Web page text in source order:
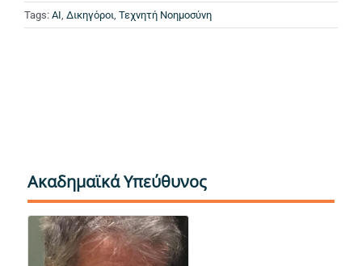
Tags: AI Δικηγόροι Τεχνητή Νοημοσύνη
Ακαδημαϊκά Υπεύθυνος